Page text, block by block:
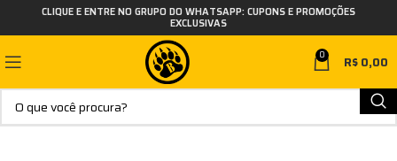
CLIQUE E ENTRE NO GRUPO DO WHATSAPP: CUPONS E PROMOÇÕES
EXCLUSIVAS
0 R$0,00